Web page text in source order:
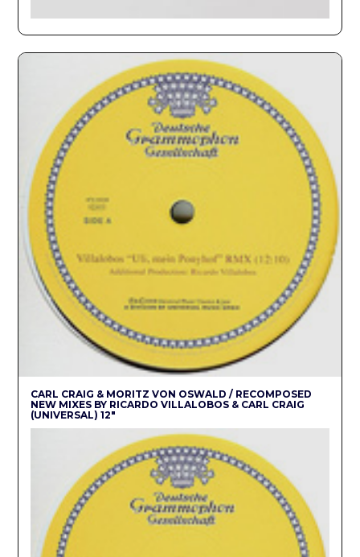
CARL CRAIG & MORITZ VON OSWALD / RECOMPOSED
NEW MIXES BY RICARDO VILLALOBOS & CARL CRAIG
(UNIVERSAL) 12″